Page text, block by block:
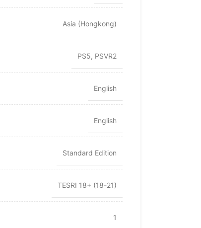
Asia (Hongkong)
PS5, PSVR2
English
English
Standard Edition
TESRI 18+ (18-21)
1